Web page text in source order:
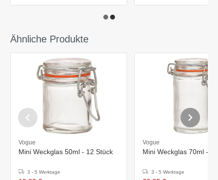
Ähnliche Produkte
Vogue
Mini Weckglas 50ml - 12 Stück
3 - 5 Werktage
Vogue
Mini Weckglas 70ml -
3 - 5 Werktage